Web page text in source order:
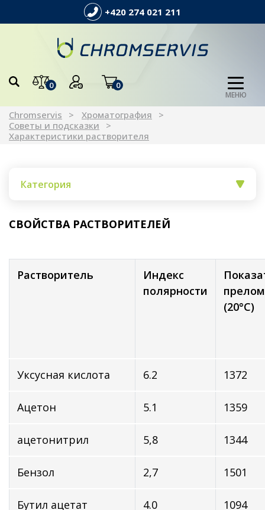
+420 274 021 211
0 0
МЕНЮ
Chromservis
Xроматография
Советы и подсказки
Характеристики растворителя
Категория
СВОЙСТВА РАСТВОРИТЕЛЕЙ
Растворитель
Индекс
полярности
(20°C)
Уксусная кислота 6.2 1372
Ацетон 5.1 1359
ацетонитрил 5,8 1344
Бензол 2,7 1501
Бутил ацетат 4.0 1094